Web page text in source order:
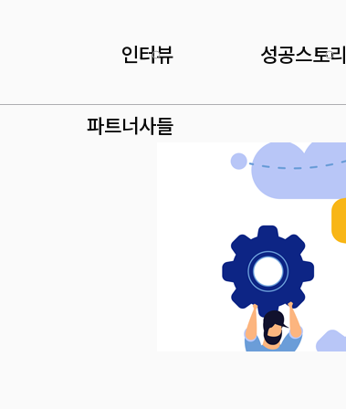
인터뷰 성공스토리
파트너사들